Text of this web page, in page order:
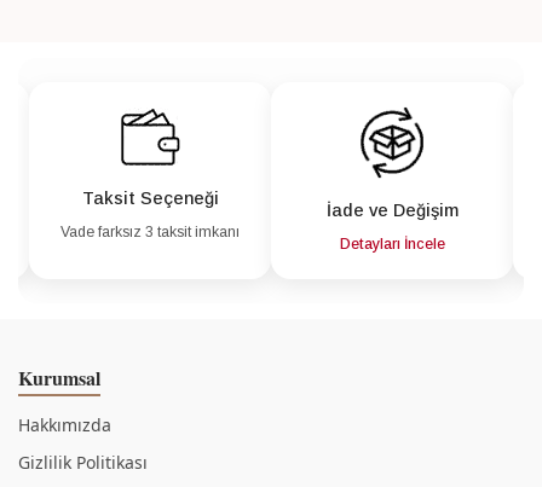
Taksit Seçeneği
Vade farksız 3 taksit imkanı
İade ve Değişim
Detayları İncele
Kurumsal
Hakkımızda
Gizlilik Politikası